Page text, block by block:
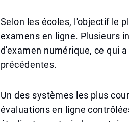
Selon les écoles, l'objectif le
examens en ligne. Plusieurs
d'examen numérique, ce qui
précédentes.
Un des systèmes les plus
évaluations en ligne